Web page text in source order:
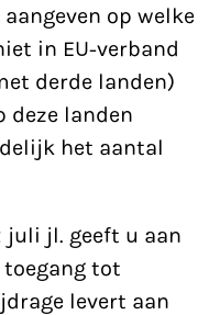
op welke
in EU-verband
derde landen)
deze landen
het aantal
juli jl. geeft u aan
tot
levert aan